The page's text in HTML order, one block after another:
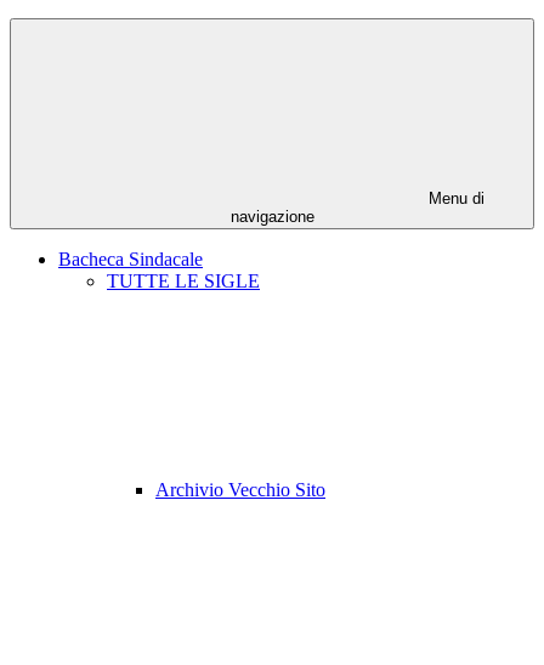
Menu di
navigazione
Bacheca Sindacale
TUTTE LE SIGLE
Archivio Vecchio Sito